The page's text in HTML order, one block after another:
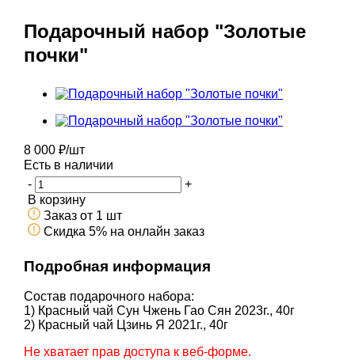
Подарочный набор "Золотые
почки"
8 000 ₽/шт
Есть в наличии
-
+
В корзину
Заказ от 1 шт
Скидка 5% на онлайн заказ
Подробная информация
Состав подарочного набора:
1) Красный чай Сун Чжень Гао Сян 2023г., 40г
2) Красный чай Цзинь Я 2021г., 40г
Не хватает прав доступа к веб-форме.